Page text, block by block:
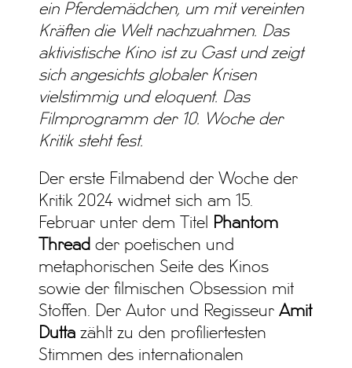
ein Pferdemädchen, um mit vereinten
Kräften die Welt nachzuahmen. Das
aktivistische Kino ist zu Gast und zeigt
sich angesichts globaler Krisen
vielstimmig und eloquent. Das
Filmprogramm der 10. Woche der
Kritik steht fest.
Der erste Filmabend der Woche der
Kritik 2024 widmet sich am 15.
Februar unter dem Titel
Phantom
Thread der poetischen und
metaphorischen Seite des Kinos
sowie der filmischen Obsession mit
Stoffen. Der Autor und RegisseurAmit
Dutta zählt zu den profiliertesten
Stimmen des internationalen